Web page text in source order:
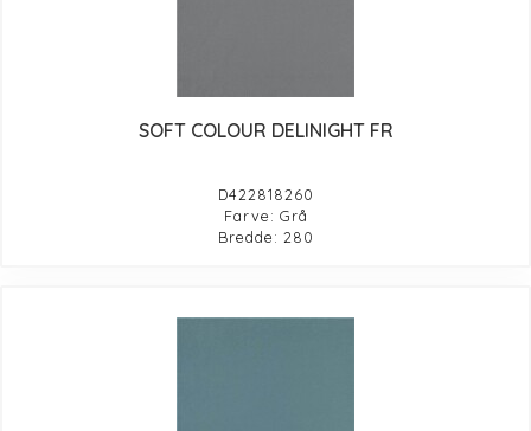
SOFT COLOUR DELINIGHT FR
D422818260
Farve: Grå
Bredde: 280